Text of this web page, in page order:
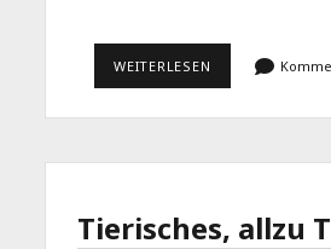
WEITERLESEN IMPULSLESUNG:
DER
Tierisches, allzu